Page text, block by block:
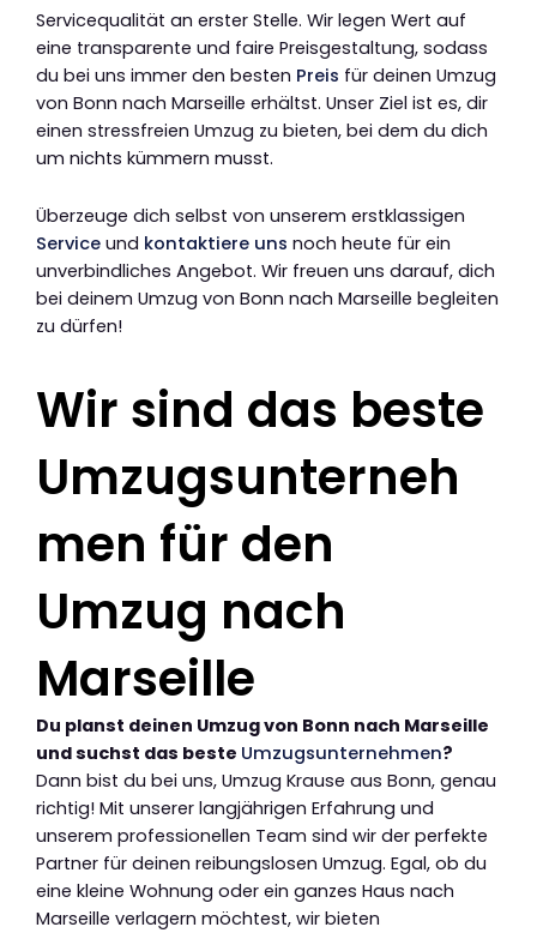
Servicequalität an erster Stelle. Wir legen Wert auf
eine transparente und faire Preisgestaltung, sodass
du bei uns immer den besten Preis für deinen Umzug
von Bonn nach Marseille erhältst. Unser Ziel ist es, dir
einen stressfreien Umzug zu bieten, bei dem du dich
um nichts kümmern musst.
Überzeuge dich selbst von unserem erstklassigen
Service und kontaktiere uns noch heute für ein
unverbindliches Angebot. Wir freuen uns darauf, dich
bei deinem Umzug von Bonn nach Marseille begleiten
zu dürfen!
Wir sind das beste
Umzugsunterneh
men für den
Umzug nach
Marseille
Du planst deinen Umzug von Bonn nach Marseille
und suchst das beste Umzugsunternehmen?
Dann bist du bei uns, Umzug Krause aus Bonn, genau
richtig! Mit unserer langjährigen Erfahrung und
unserem professionellen Team sind wir der perfekte
Partner für deinen reibungslosen Umzug. Egal, ob du
eine kleine Wohnung oder ein ganzes Haus nach
Marseille verlagern möchtest, wir bieten